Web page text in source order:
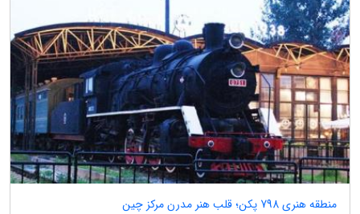
منطقه هنری 798 پکن؛ قلب هنر مدرن مرکز چین